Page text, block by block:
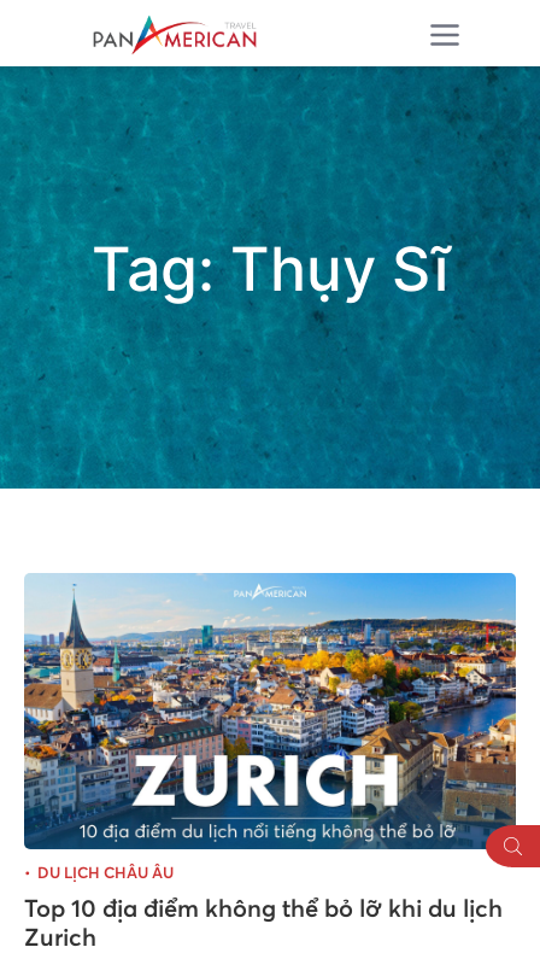
Tag:Thụy Sĩ
DU LỊCH CHÂU ÂU
Top 10 địa điểm không thể bỏ lỡ khi du lịch
Zurich